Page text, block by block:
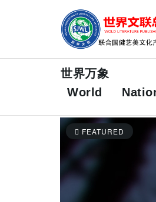
世界万象
World
FEATURED